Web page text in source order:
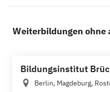
Weiterbildungen
Bildungsinstitut
Berlin, Magdeburg,